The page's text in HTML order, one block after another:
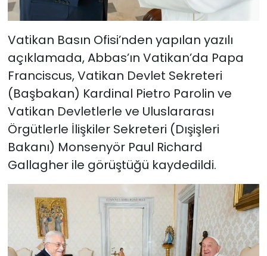
Vatikan Basın Ofisi’nden yapılan yazılı
açıklamada, Abbas’ın Vatikan’da Papa
Franciscus, Vatikan Devlet Sekreteri
(Başbakan) Kardinal Pietro Parolin ve
Vatikan Devletlerle ve Uluslararası
Örgütlerle İlişkiler Sekreteri (Dışişleri
Bakanı) Monsenyör Paul Richard
Gallagher ile görüştüğü kaydedildi.